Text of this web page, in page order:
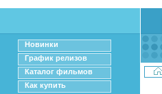
Новинки
График релизов
Каталог фильмов
Как купить